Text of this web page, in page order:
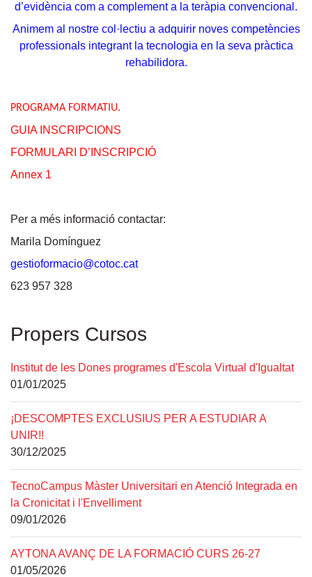
d’evidència com a complement a la teràpia convencional.
Animem al nostre col·lectiu a adquirir noves competències
professionals integrant la tecnologia en la seva pràctica
rehabilidora.
PROGRAMA FORMATIU.
GUIA INSCRIPCIONS
FORMULARI D’INSCRIPCIÓ
Annex 1
Per a més informació contactar:
Marila Domínguez
gestioformacio@cotoc.cat
623 957 328
Propers Cursos
Institut de les Dones programes d'Escola Virtual d'Igualtat
01/01/2025
¡DESCOMPTES EXCLUSIUS PER A ESTUDIAR A
UNIR!!
30/12/2025
TecnoCampus Màster Universitari en Atenció Integrada en
la Cronicitat i l'Envelliment
09/01/2026
AYTONA AVANÇ DE LA FORMACIÓ CURS 26-27
01/05/2026